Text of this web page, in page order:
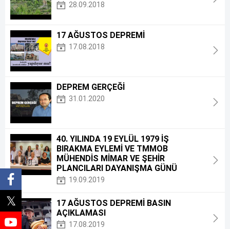
28.09.2018
17 AĞUSTOS DEPREMİ
17.08.2018
DEPREM GERÇEĞİ
31.01.2020
40. YILINDA 19 EYLÜL 1979 İŞ
BIRAKMA EYLEMİ VE TMMOB
MÜHENDİS MİMAR VE ŞEHİR
PLANCILARI DAYANIŞMA GÜNÜ
19.09.2019
17 AĞUSTOS DEPREMİ BASIN
AÇIKLAMASI
17.08.2019